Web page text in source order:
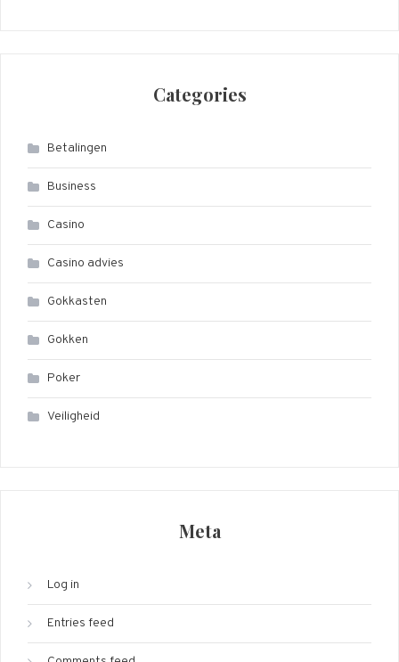
Categories
Betalingen
Business
Casino
Casino advies
Gokkasten
Gokken
Poker
Veiligheid
Meta
Log in
Entries feed